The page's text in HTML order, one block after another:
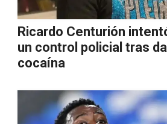
Ricardo Centurión
un control policial tras
cocaína